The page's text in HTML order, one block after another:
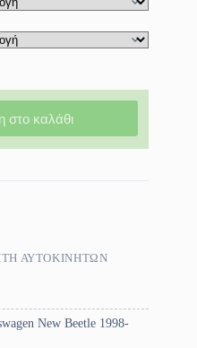
στο καλάθι
ΑΥΤΟΚΙΝΗΤΩΝ
New Beetle 1998-